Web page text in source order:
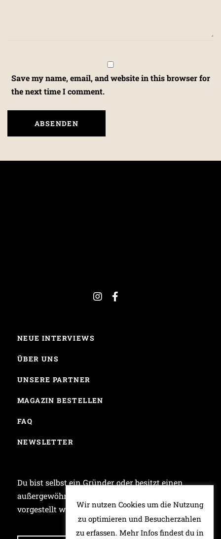
Save my name, email, and website in this browser for
the next time I comment.
NEUE INTERVIEWS
ÜBER UNS
UNSERE PARTNER
MAGAZIN BESTELLEN
FAQ
NEWSLETTER
Du bist selbst ein Gründer oder besitzt einen
außergewöhnlichen Laden und möchtest bei uns
vorgestellt werden? Dann schreib uns!
Wir nutzen Cookies um die Nutzung
zu optimieren und Besucherzahlen
zu erfassen. Mehr Infos findest du in